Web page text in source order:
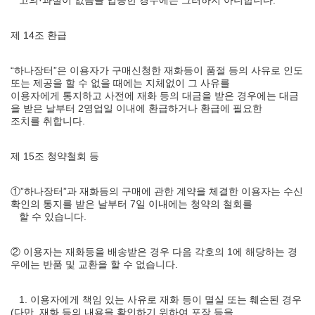
제 14조 환급
“하나장터”은 이용자가 구매신청한 재화등이 품절 등의 사유로 인도
또는 제공을 할 수 없을 때에는 지체없이 그 사유를
이용자에게 통지하고 사전에 재화 등의 대금을 받은 경우에는 대금
을 받은 날부터 2영업일 이내에 환급하거나 환급에 필요한
조치를 취합니다.
제 15조 청약철회 등
①”하나장터”과 재화등의 구매에 관한 계약을 체결한 이용자는 수신
확인의 통지를 받은 날부터 7일 이내에는 청약의 철회를
할 수 있습니다.
② 이용자는 재화등을 배송받은 경우 다음 각호의 1에 해당하는 경
우에는 반품 및 교환을 할 수 없습니다.
1. 이용자에게 책임 있는 사유로 재화 등이 멸실 또는 훼손된 경우
(다만, 재화 등의 내용을 확인하기 위하여 포장 등을